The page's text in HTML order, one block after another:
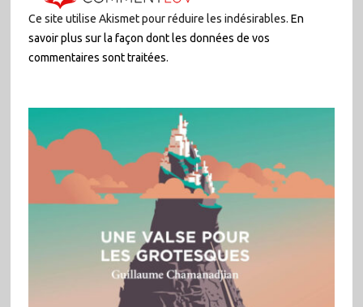
Ce site utilise Akismet pour réduire les indésirables. En
savoir plus sur la façon dont les données de vos
commentaires sont traitées.